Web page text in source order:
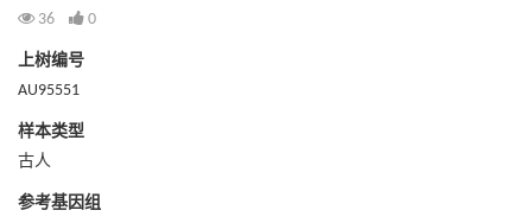
36 0
上树编号
AU95551
样本类型
古人
参考基因组